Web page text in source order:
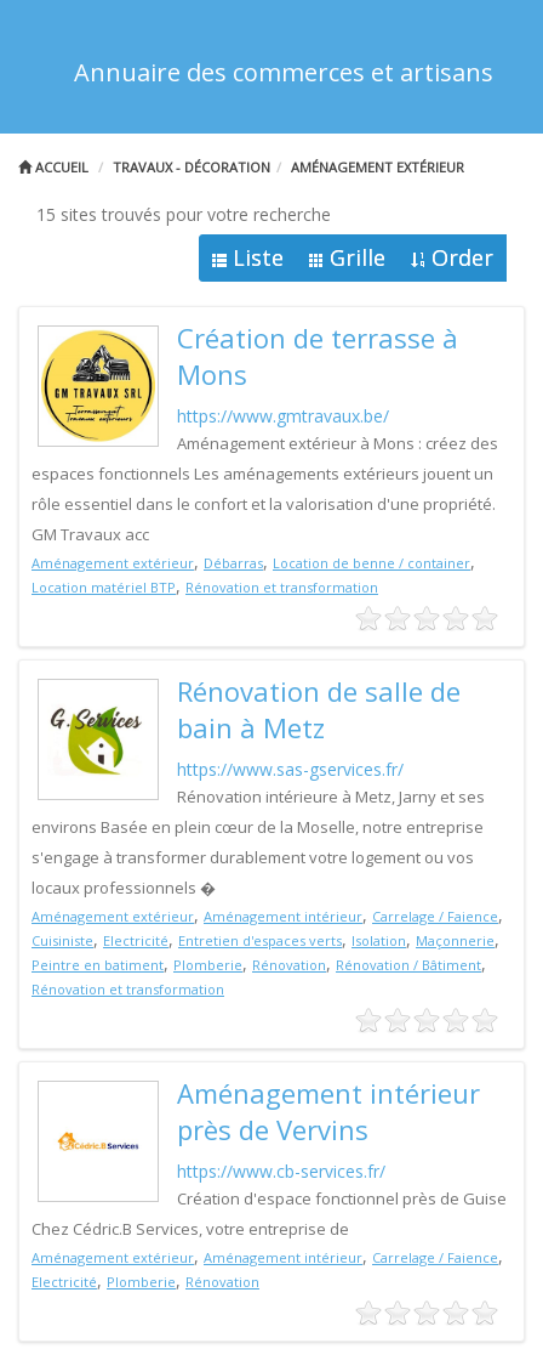
Annuaire des commerces et artisans
ACCUEIL TRAVAUX - DÉCORATION AMÉNAGEMENT EXTÉRIEUR
15 sites trouvés pour votre recherche
Liste Grille Order
Création de terrasse à
Mons
https://www.gmtravaux.be/
Aménagement extérieur à Mons : créez des
espaces fonctionnels Les aménagements extérieurs jouent un
rôle essentiel dans le confort et la valorisation d'une propriété.
GM Travaux acc
Aménagement extérieur, Débarras, Location de benne / container,
Location matériel BTP, Rénovation et transformation
Rénovation de salle de
bain à Metz
https://www.sas-gservices.fr/
Rénovation intérieure à Metz, Jarny et ses
environs Basée en plein cœur de la Moselle, notre entreprise
s'engage à transformer durablement votre logement ou vos
locaux professionnels �
Aménagement extérieur, Aménagement intérieur, Carrelage / Faience,
Cuisiniste, Electricité, Entretien d'espaces verts, Isolation, Maçonnerie,
Peintre en batiment, Plomberie, Rénovation, Rénovation / Bâtiment,
Rénovation et transformation
Aménagement intérieur
près de Vervins
https://www.cb-services.fr/
Création d'espace fonctionnel près de Guise
Chez Cédric.B Services, votre entreprise de
Aménagement extérieur, Aménagement intérieur, Carrelage / Faience,
Electricité, Plomberie, Rénovation